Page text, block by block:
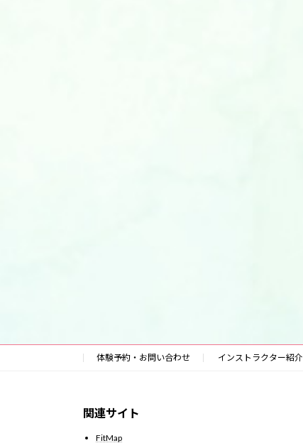
体験予約・お問い合わせ インストラクター紹介
関連サイト
FitMap